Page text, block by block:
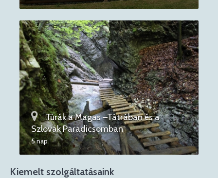
Túrák a Magas –Tátrában és a
Szlovák Paradicsomban
5 nap
Kiemelt szolgáltatásaink